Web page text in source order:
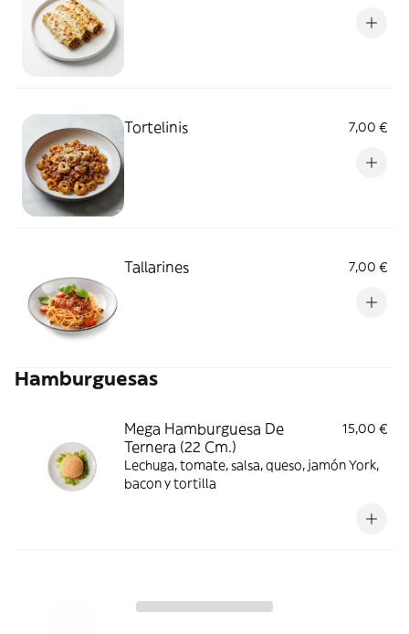
Tortelinis 7,00 €
Tallarines 7,00 €
Hamburguesas
Mega Hamburguesa De
Ternera (22 Cm.)
15,00 €
Lechuga, tomate, salsa, queso, jamón York,
bacon y tortilla
Pollo